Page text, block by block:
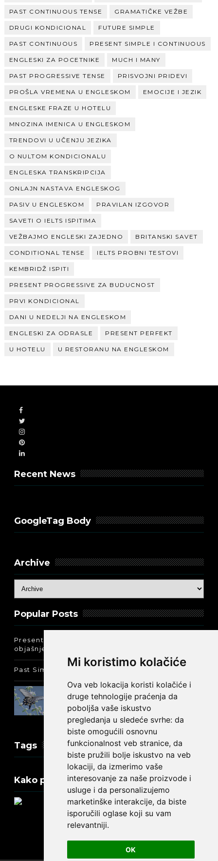
Mi koristimo kolačiće
Ova veb lokacija koristi kolačiće i
druge tehnologije praćenja da
poboljša vaše iskustvo
pregledanja u sledeće svrhe: da
biste omogućili osnovnu
funkcionalnost veb stranice, da
biste pružili bolje iskustvo na veb
lokaciji, da izmerimo vaše
interesovanje za naše proizvode i
usluge i da personalizujemo
marketinške interakcije, da biste
isporučili oglase koji su vam
relevantniji.
OK
PAST CONTINUOUS TENSE GRAMATIČKE VEŽBE
DRUGI KONDICIONAL FUTURE SIMPLE
PAST CONTINUOUS PRESENT SIMPLE I CONTINUOUS
ENGLESKI ZA POCETNIKE MUCH I MANY
PAST PROGRESSIVE TENSE PRISVOJNI PRIDEVI
PROŠLA VREMENA U ENGLESKOM EMOCIJE I JEZIK
ENGLESKE FRAZE U HOTELU
MNOZINA IMENICA U ENGLESKOM
TRENDOVI U UČENJU JEZIKA
O NULTOM KONDICIONALU
ENGLESKA TRANSKRIPCIJA
ONLAJN NASTAVA ENGLESKOG
PASIV U ENGLESKOM PRAVILAN IZGOVOR
SAVETI O IELTS ISPITIMA
VEŽBAJMO ENGLESKI ZAJEDNO BRITANSKI SAVET
CONDITIONAL TENSE IELTS PROBNI TESTOVI
KEMBRIDŽ ISPITI
PRESENT PROGRESSIVE ZA BUDUCNOST
PRVI KONDICIONAL
DANI U NEDELJI NA ENGLESKOM
ENGLESKI ZA ODRASLE PRESENT PERFEKT
U HOTELU U RESTORANU NA ENGLESKOM
Recent News
GoogleTag Body
Archive
Popular Posts
Present Perfect Simple - najjednostavnije
objašnjenje :-)
Past Simple i Past Continuous - razlika
Prošlo vreme glagola biti na
engleskom: was ili were
Tags
Kako promeniti tekst na engleskom?
Update cookies preferences